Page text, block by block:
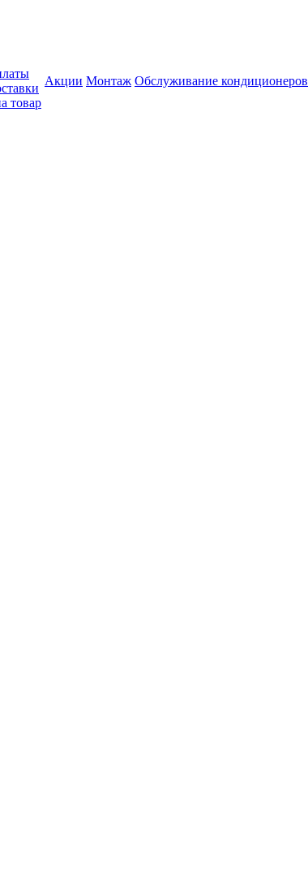
товар
Акции Монтаж Обслуживание кондиционеров